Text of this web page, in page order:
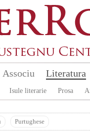
Associu Literatura
Isule literarie Prosa
Purtughese